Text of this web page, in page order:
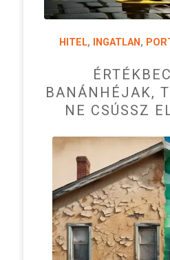
HITEL, INGATLAN ,
BANÁNHÉJAK,
NE CSÚSSZ